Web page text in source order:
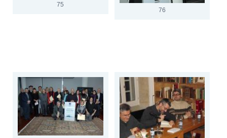
75
76